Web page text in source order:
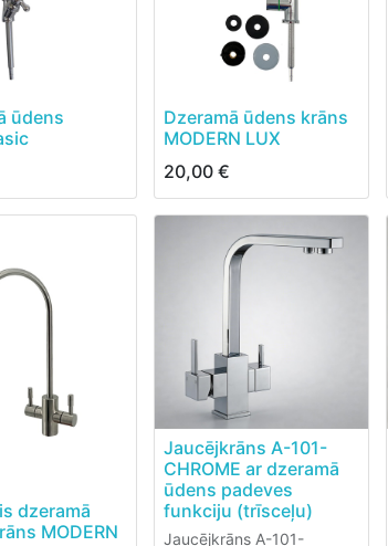
ūdens
Dzeramā ūdens krāns
MODERN LUX
20,00 €
dzeramā
MODERN
Jaucējkrāns A-101-
CHROME ar dzeramā
ūdens padeves
funkciju (trīsceļu)
Jaucējkrāns A-101-